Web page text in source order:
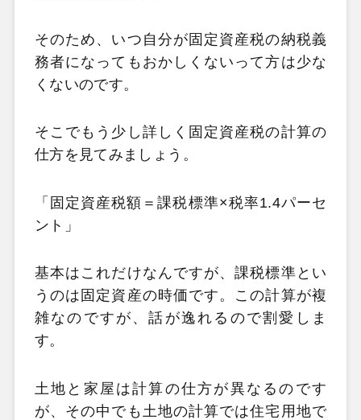
そのため、いつ自分が固定資産税の納税義
務者になってもおかしくないって方は少な
くないのです。
そこでもう少し詳しく固定資産税の計算の
仕方を見てみましょう。
「固定資産税額＝課税標準×税率1.4パーセ
ント」
基本はこれだけなんですが、課税標準とい
うのは固定資産の時価です。この計算が複
雑なのですが、話が逸れるので割愛しま
す。
土地と家屋は計算の仕方が異なるのです
が、その中でも土地の計算では住宅用地で